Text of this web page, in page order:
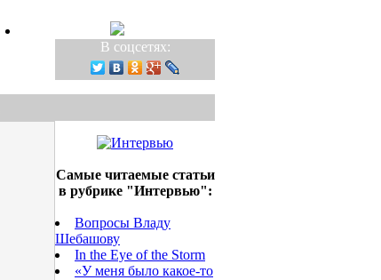
В соцсетях:
Самые читаемые статьи
в рубрике "Интервью":
Вопросы Владу
Шебашову
In the Eye of the Storm
«У меня было какое-то